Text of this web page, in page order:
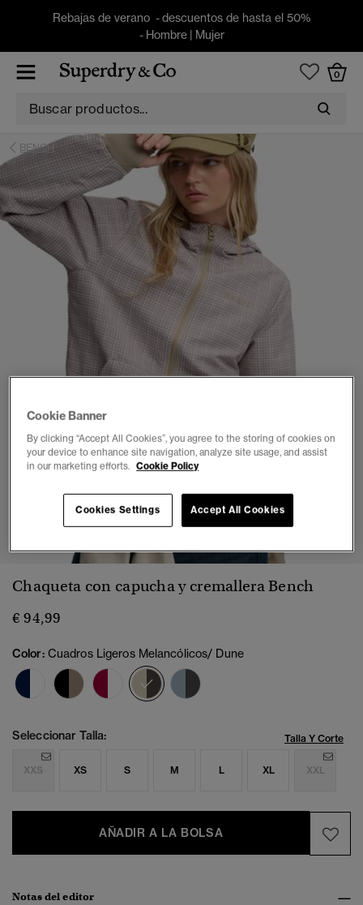
Rebajas de verano - descuentos de hasta el 50%
- Hombre| Mujer
0
BENCH
1 2 4 5
Chaqueta con capucha y cremallera Bench
€ 94,99
Color: Cuadros Ligeros Melancólicos/ Dune
seleccionado
Seleccionar Talla: Talla Y Corte
XXS XS S M L XL XXL
AÑADIR A LA BOLSA
Notas del editor
Cookie Banner
By clicking “Accept All Cookies”, you agree to the storing of cookies on
your device to enhance site navigation, analyze site usage, and assist
in our marketing efforts. Cookie Policy
Accept All Cookies
Cookies Settings